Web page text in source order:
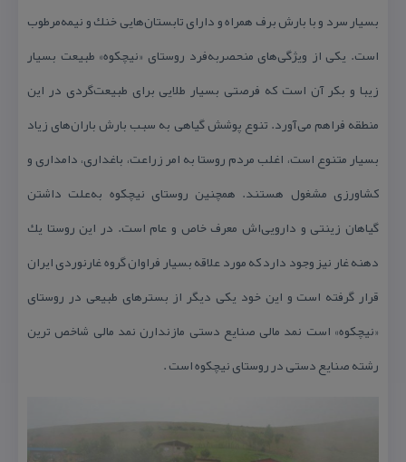
بسیار سرد و با بارش برف همراه و دارای تابستان‌هایی خنك و نیمه‌مرطوب
است. یكی از ویژگی‌های منحصربه‌فرد روستای «نیچكوه» طبیعت بسیار
زیبا و بكر آن است كه فرصتی بسیار طلایی برای طبیعت‌گردی در این
منطقه فراهم می‌آورد. تنوع پوشش گیاهی به سبب بارش باران‌های زیاد
بسیار متنوع است، اغلب مردم روستا به امر زراعت، باغداری، دامداری و
كشاورزی مشغول هستند. همچنین روستای نیچكوه به‌علت داشتن
گیاهان زینتی و دارویی‌اش معرف خاص و عام است. در این روستا یك
دهنه غار نیز وجود دارد كه مورد علاقه بسیار فراوان گروه غارنوردی ایران
قرار گرفته است و این خود یكی دیگر از بسترهای طبیعی در روستای
«نیچكوه» است نمد مالی صنایع دستی مازندارن نمد مالی شاخص ترین
رشته صنایع دستی در روستای نیچكوه است .